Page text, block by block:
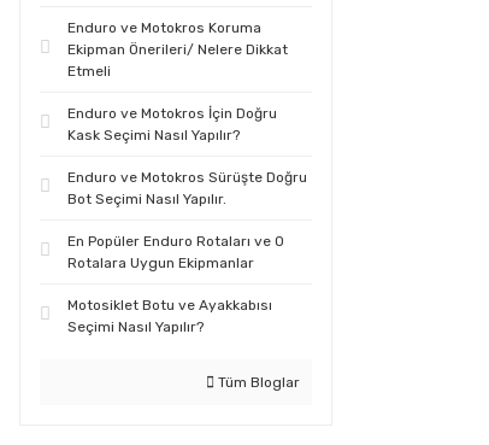
Enduro ve Motokros Koruma
Ekipman Önerileri/ Nelere Dikkat
Etmeli
Enduro ve Motokros İçin Doğru
Kask Seçimi Nasıl Yapılır?
Enduro ve Motokros Sürüşte Doğru
Bot Seçimi Nasıl Yapılır.
En Popüler Enduro Rotaları ve O
Rotalara Uygun Ekipmanlar
Motosiklet Botu ve Ayakkabısı
Seçimi Nasıl Yapılır?
Tüm Bloglar